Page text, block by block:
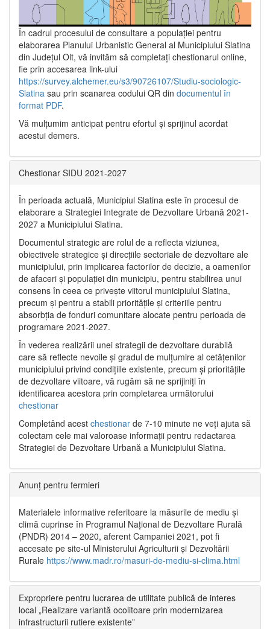
În cadrul procesului de consultare a populaţiei pentru
elaborarea Planului Urbanistic General al Municipiului Slatina
din Județul Olt, vă invităm să completați chestionarul online,
fie prin accesarea link-ului
https://survey.alchemer.eu/s3/90726107/Studiu-sociologic-
Slatina sau prin scanarea codului QR din documentul în
format PDF.
Vă mulţumim anticipat pentru efortul şi sprijinul acordat
acestui demers.
Chestionar SIDU 2021-2027
În perioada actuală, Municipiul Slatina este în procesul de
elaborare a Strategiei Integrate de Dezvoltare Urbană 2021‐
2027 a Municipiului Slatina.
Documentul strategic are rolul de a reflecta viziunea,
obiectivele strategice și direcțiile sectoriale de dezvoltare ale
municipiului, prin implicarea factorilor de decizie, a oamenilor
de afaceri și populației din municipiu, pentru stabilirea unui
consens în ceea ce privește viitorul municipiului Slatina,
precum și pentru a stabili prioritățile și criteriile pentru
absorbția de fonduri comunitare alocate pentru perioada de
programare 2021-2027.
În vederea realizării unei strategii de dezvoltare durabilă
care să reflecte nevoile și gradul de mulțumire al cetățenilor
municipiului privind condițiile existente, precum și prioritățile
de dezvoltare viitoare, vă rugăm să ne sprijiniți în
identificarea acestora prin completarea următorului
chestionar
Completând acest chestionar de 7-10 minute ne veți ajuta să
colectam cele mai valoroase informații pentru redactarea
Strategiei de Dezvoltare Urbană a Municipiului Slatina.
Anunț pentru fermieri
Materialele informative referitoare la măsurile de mediu și
climă cuprinse în Programul Național de Dezvoltare Rurală
(PNDR) 2014 – 2020, aferent Campaniei 2021, pot fi
accesate pe site-ul Ministerului Agriculturii și Dezvoltării
Rurale https://www.madr.ro/masuri-de-mediu-si-clima.html
Expropriere pentru lucrarea de utilitate publică de interes
local „Realizare variantă ocolitoare prin modernizarea
infrastructurii rutiere existente”